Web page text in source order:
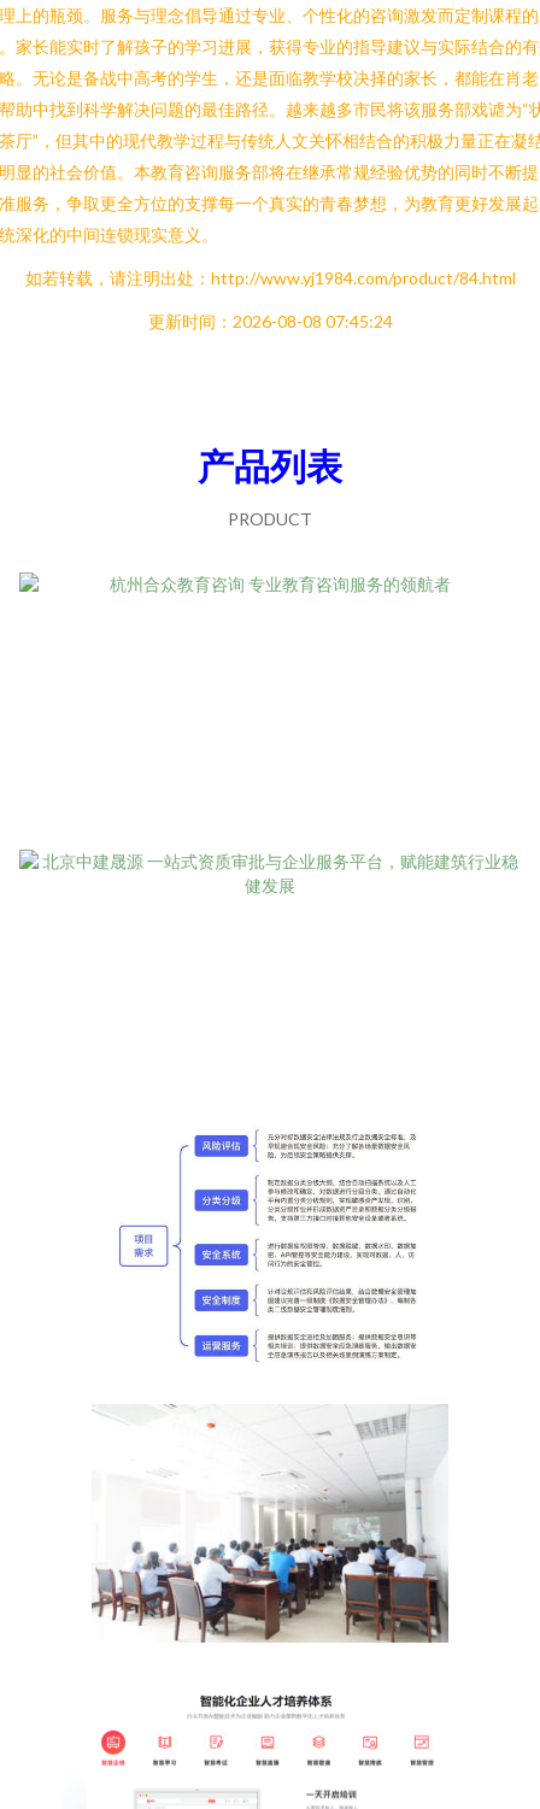
上的瓶颈。服务与理念倡导通过专业、个性化的咨询激发而定制课程
家长能实时了解孩子的学习进展，获得专业的指导建议与实际结合的
。无论是备战中高考的学生，还是面临教学校决择的家长，都能在肖
助中找到科学解决问题的最佳路径。越来越多市民将该服务部戏谑为“
厅”，但其中的现代教学过程与传统人文关怀相结合的积极力量正在凝
显的社会价值。本教育咨询服务部将在继承常规经验优势的同时不断
服务，争取更全方位的支撑每一个真实的青春梦想，为教育更好发展
深化的中间连锁现实意义。
如若转载，请注明出处：http://www.yj1984.com/product/84.html
更新时间：2026-08-08 07:45:24
产品列表
PRODUCT